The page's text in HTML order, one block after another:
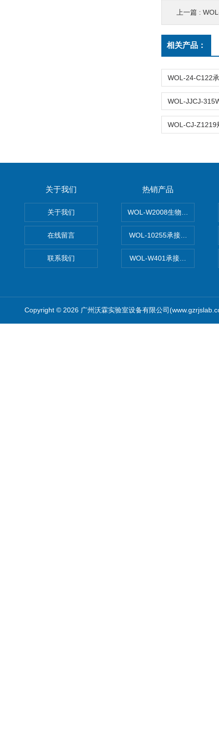
上一篇 : WOL-
相关产品：
关于我们
关于我们
在线留言
联系我们
热销产品
WOL-W2008生物制药GMP
WOL-10255承接清远电子
WOL-W401承接食品QS认
Copyright © 2026 广州沃霖实验室设备有限公司